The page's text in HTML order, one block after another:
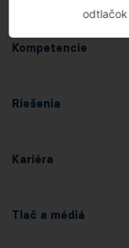
Kompetencie
Riešenia
Kariéra
Tlač a médiá
odtlačok